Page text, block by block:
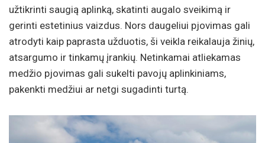
užtikrinti saugią aplinką, skatinti augalo sveikimą ir
gerinti estetinius vaizdus. Nors daugeliui pjovimas gali
atrodyti kaip paprasta užduotis, ši veikla reikalauja žinių,
atsargumo ir tinkamų įrankių. Netinkamai atliekamas
medžio pjovimas gali sukelti pavojų aplinkiniams,
pakenkti medžiui ar netgi sugadinti turtą.